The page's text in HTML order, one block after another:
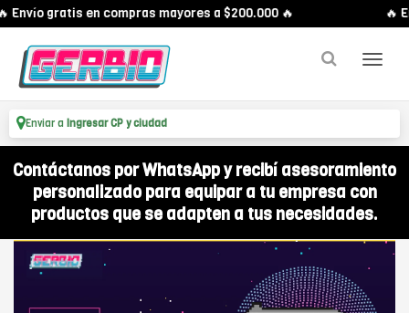
gratis en compras mayores a $200.000 🔥 🔥
Enviar a Ingresar CP y ciudad
Contáctanos por WhatsApp y recibí asesoramiento
personalizado para equipar a tu empresa con
productos que se adapten a tus necesidades.